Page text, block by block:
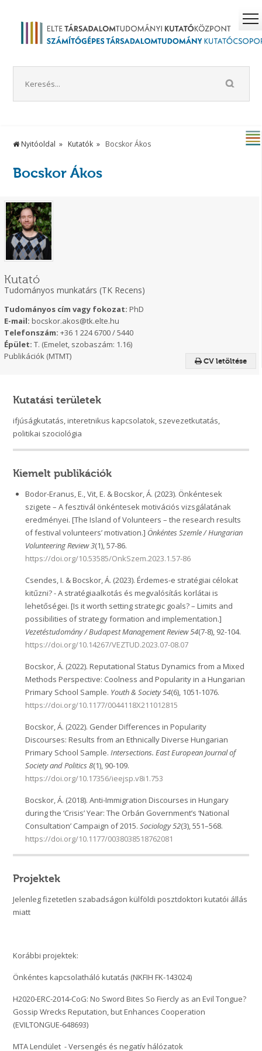
Nyitóoldal Kutatók Bocskor Ákos
Bocskor Ákos
CV letöltése
Kutató
Tudományos munkatárs (TK Recens)
Tudományos cím vagy fokozat: PhD
E-mail: bocskor.akos@tk.elte.hu
Telefonszám: +36 1 224 6700 / 5440
Épület: T. (Emelet, szobaszám: 1.16)
Publikációk (MTMT)
Kutatási területek
ifjúságkutatás, interetnikus kapcsolatok, szevezetkutatás,
politikai szociológia
Kiemelt publikációk
Bodor-Eranus, E., Vit, E. & Bocskor, Á. (2023). Önkéntesek
szigete – A fesztivál önkéntesek motivációs vizsgálatának
eredményei. [The Island of Volunteers – the research results
of festival volunteers’ motivation.] Önkéntes Szemle / Hungarian
Volunteering Review 3(1), 57-86.
https://doi.org/10.53585/OnkSzem.2023.1.57-86
Csendes, I. & Bocskor, Á. (2023). Érdemes-e stratégiai célokat
kitűzni? - A stratégiaalkotás és megvalósítás korlátai is
lehetőségei. [Is it worth setting strategic goals? – Limits and
possibilities of strategy formation and implementation.]
Vezetéstudomány / Budapest Management Review 54(7-8), 92-104.
https://doi.org/10.14267/VEZTUD.2023.07-08.07
Bocskor, Á. (2022). Reputational Status Dynamics from a Mixed
Methods Perspective: Coolness and Popularity in a Hungarian
Primary School Sample. Youth & Society54(6), 1051-1076.
https://doi.org/10.1177/0044118X211012815
Bocskor, Á. (2022). Gender Differences in Popularity
Discourses: Results from an Ethnically Diverse Hungarian
Primary School Sample. Intersections. East European Journal of
Society and Politics 8(1), 90-109.
https://doi.org/10.17356/ieejsp.v8i1.753
Bocskor, Á. (2018). Anti-Immigration Discourses in Hungary
during the ‘Crisis’ Year: The Orbán Government’s ‘National
Consultation’ Campaign of 2015. Sociology52(3), 551–568.
https://doi.org/10.1177/0038038518762081
Projektek
Jelenleg fizetetlen szabadságon külföldi posztdoktori kutatói állás
miatt
Korábbi projektek:
Önkéntes kapcsolatháló kutatás (NKFIH FK-143024)
H2020-ERC-2014-CoG: No Sword Bites So Fiercly as an Evil Tongue?
Gossip Wrecks Reputation, but Enhances Cooperation
(EVILTONGUE-648693)
MTA Lendület - Versengés és negatív hálózatok